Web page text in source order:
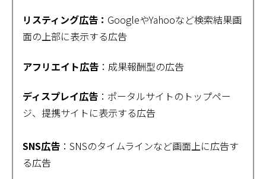
リスティング広告： GoogleやYahooなど検索結果画
面の上部に表示する広告
アフリエイト広告 ：成果報酬型の広告
ディスプレイ広告 ：ポータルサイトのトップペー
ジ、提携サイトに表示する広告
SNS広告 ：SNSのタイムラインなど画面上に広告す
る広告